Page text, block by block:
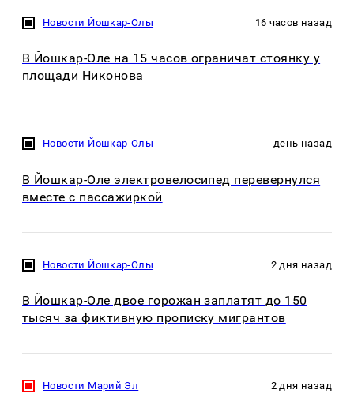
Новости Йошкар-Олы 16 часов назад
В Йошкар-Оле на 15 часов ограничат стоянку у
площади Никонова
Новости Йошкар-Олы день назад
В Йошкар-Оле электровелосипед перевернулся
вместе с пассажиркой
Новости Йошкар-Олы 2 дня назад
В Йошкар-Оле двое горожан заплатят до 150
тысяч за фиктивную прописку мигрантов
Новости Марий Эл 2 дня назад